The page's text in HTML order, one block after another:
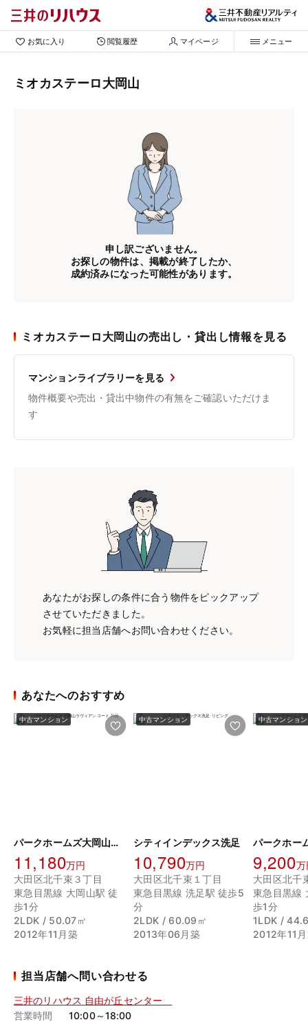
お気に入り 閲覧履歴 マイページ メニュー
ミオカステーロ大岡山
申し訳ございません。
お探しの物件は、掲載が終了したか、
成約済みになった可能性があります。
ミオカステーロ大岡山の売出し・貸出し情報を見る
マンションライブラリーを見る
物件概要や売出・貸出中物件の有無をご確認いただけま
す
あなたがお探しの条件に合う物件をピックアップ
させていただきました。
お気軽に担当店舗へお問い合わせください。
あなたへのおすすめ
中古マンション
パークホームズ大岡山ラヴィアンコート
11,180万円
大田区北千束３丁目
東急目黒線 大岡山駅 徒
歩1分
2LDK / 50.07㎡
2012年11月築
中古マンション
シティインデックス洗足
10,790万円
大田区北千束１丁目
東急目黒線 洗足駅 徒歩5
分
2LDK / 60.09㎡
2013年06月築
中古マンション
9,200万
大田区北千
東急目黒線
歩1分
1LDK /
2012年11
担当店舗へ問い合わせる
三井のリハウス 自由が丘センター
営業時間
10:00～18:00